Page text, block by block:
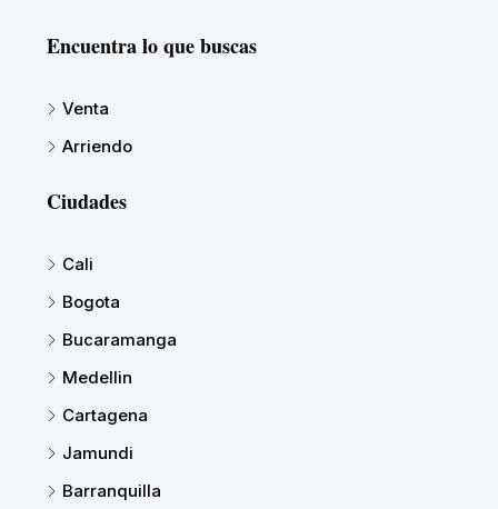
Encuentra lo que buscas
Venta
Arriendo
Ciudades
Cali
Bogota
Bucaramanga
Medellin
Cartagena
Jamundi
Barranquilla